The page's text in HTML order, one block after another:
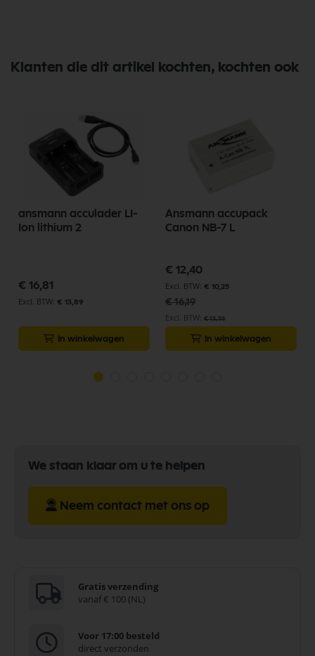
Klanten die dit artikel kochten, kochten ook
ansmann acculader LI-
Ion lithium 2
€ 16,81
€ 13,89
In winkelwagen
Ansmann accupack
Canon NB-7 L
Speciale
prijs
€ 12,40
€ 10,25
€ 16,19
€ 13,38
In winkelwagen
We staan klaar om u te helpen
Neem contact met ons op
Gratis verzending
vanaf € 100 (NL)
Voor 17:00 besteld
direct verzonden